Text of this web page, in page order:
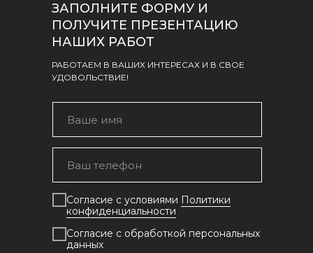
ЗАПОЛНИТЕ ФОРМУ И
ПОЛУЧИТЕ ПРЕЗЕНТАЦИЮ
НАШИХ РАБОТ
РАБОТАЕМ В ВАШИХ ИНТЕРЕСАХ И В СВОЕ
УДОВОЛЬСТВИЕ!
Согласие с условиями Политики
конфиденциальности
Согласие с обработкой персональных
данных